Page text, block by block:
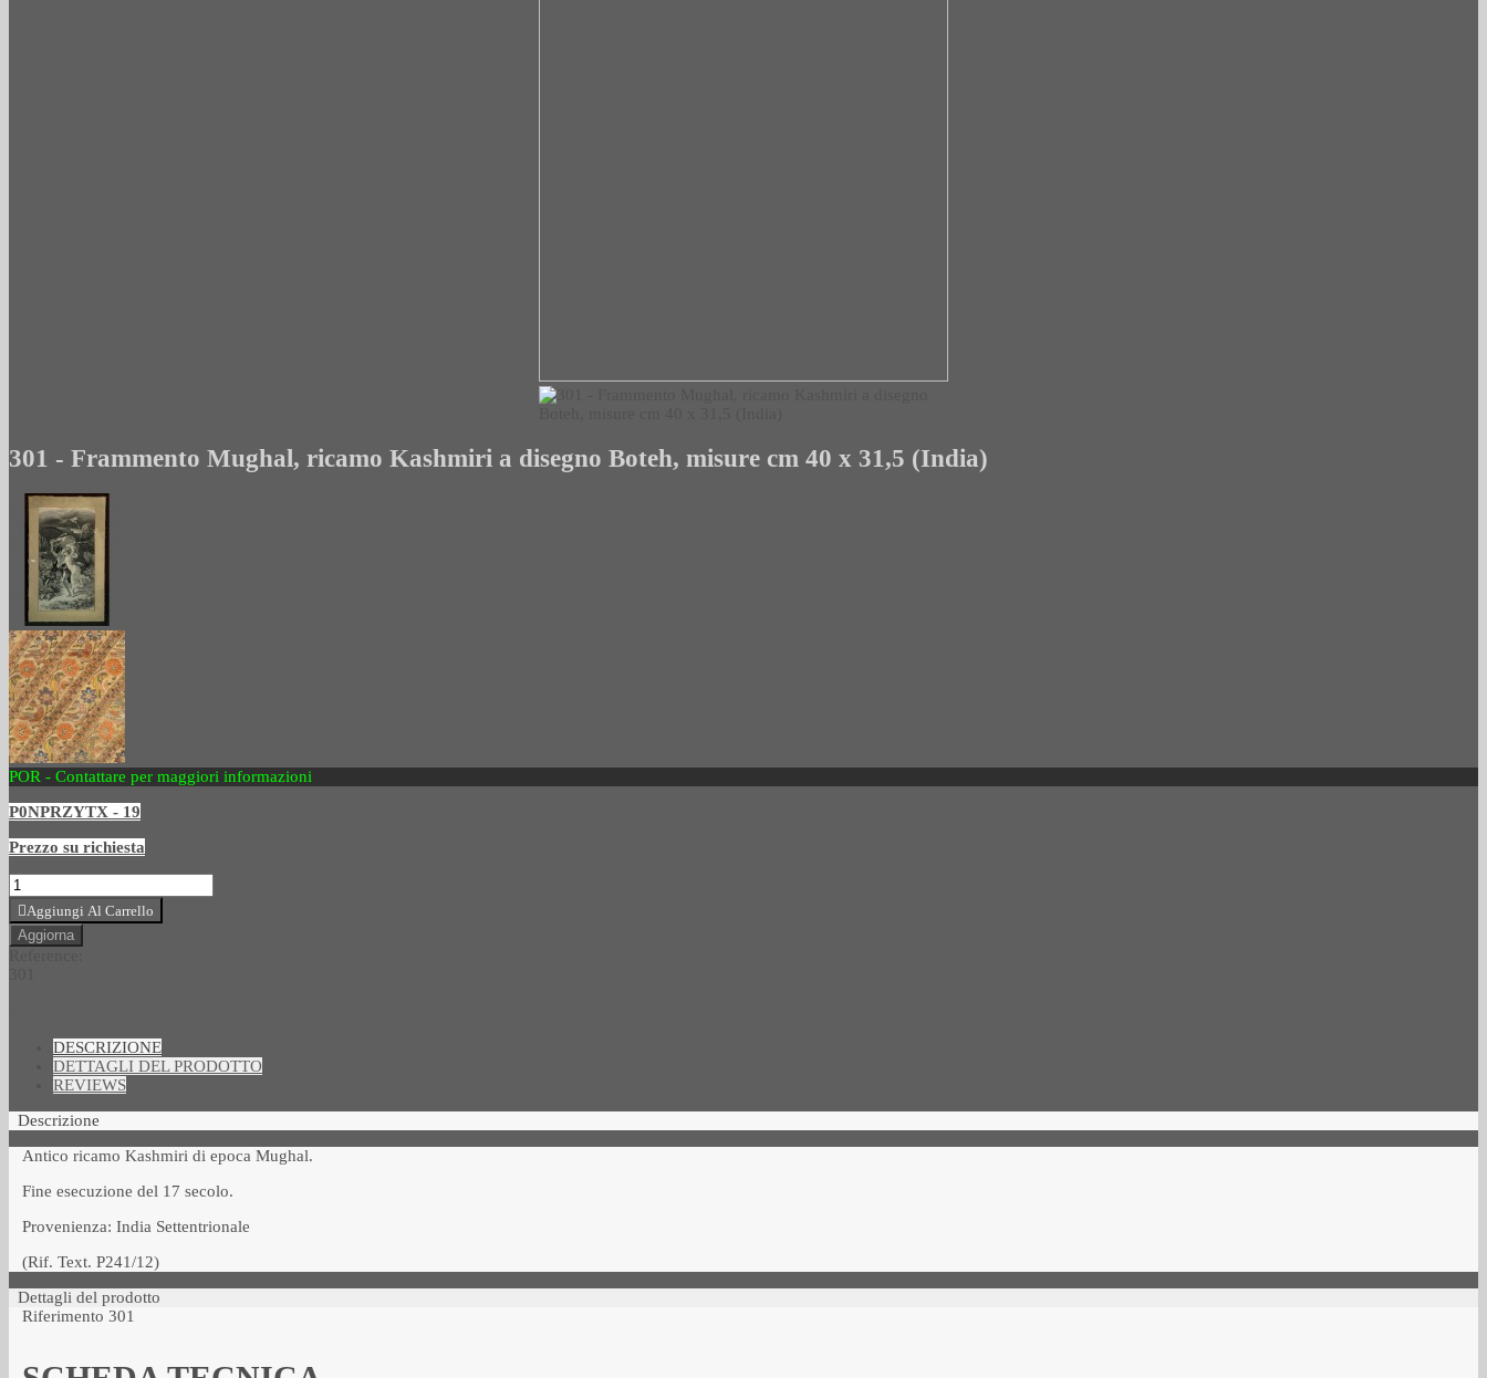
301 - Frammento Mughal, ricamo Kashmiri a disegno Boteh, misure cm 40 x 31,5 (India)
POR - Contattare per maggiori informazioni
P0NPRZYTX - 19
Prezzo su richiesta
Aggiungi Al Carrello
DESCRIZIONE
DETTAGLI DEL PRODOTTO
REVIEWS
Descrizione
Antico ricamo Kashmiri di epoca Mughal.
Fine esecuzione del 17 secolo.
Provenienza: India Settentrionale
(Rif. Text. P241/12)
Dettagli del prodotto
Riferimento 301